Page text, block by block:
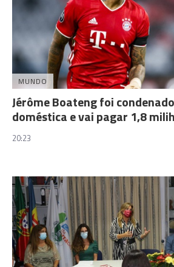
MUNDO
Jérôme Boateng foi
doméstica e vai pagar 1,8
20:23